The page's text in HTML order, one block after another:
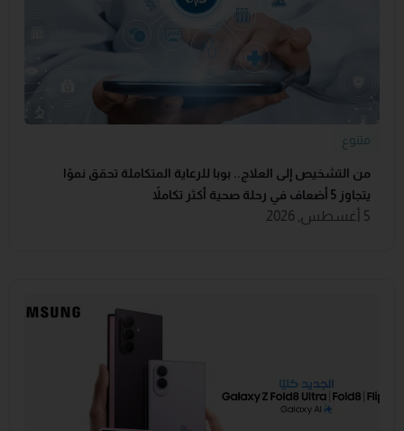
متنوع
من التشخيص إلى العلاج.. بوبا للرعاية المتكاملة تحقق نموًا
يتجاوز 5 أضعاف في رحلة صحية أكثر تكاملاً
5 أغسطس, 2026